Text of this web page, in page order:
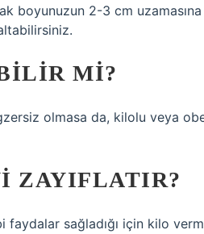
boyunuzun 2-3 cm uzamasına
MI?
olmasa da, kilolu veya
ZAYIFLATIR?
sağladığı için kilo